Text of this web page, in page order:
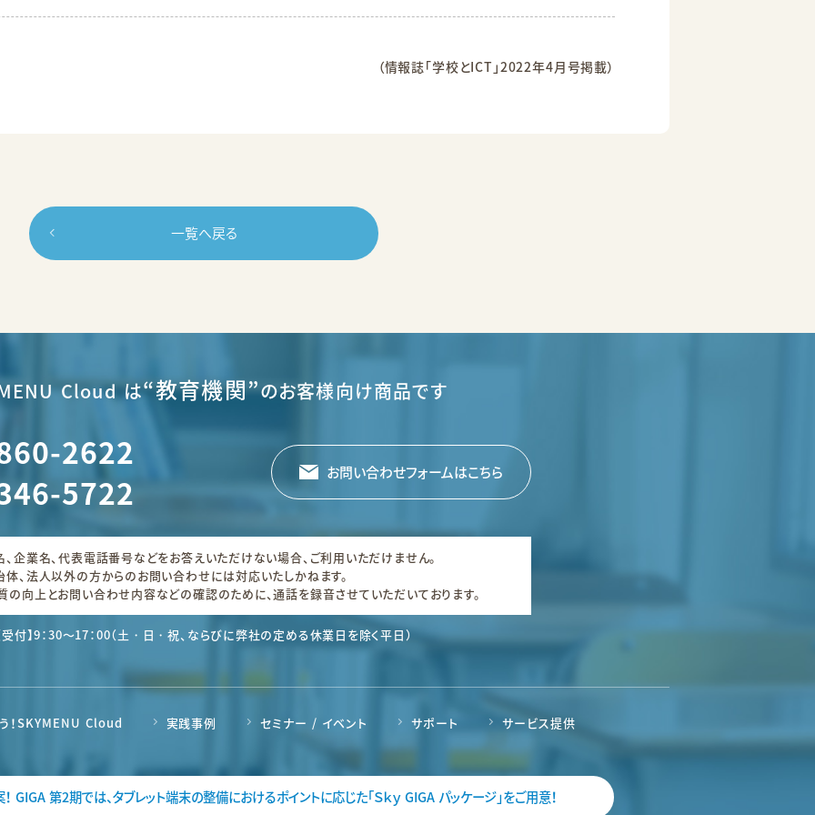
（情報誌「学校とICT」2022年4月号掲載）
一覧へ戻る
Cloud は“教育機関”のお客様向け商品です
2622
5722
お問い合わせフォームはこちら
、企業名、代表電話番号などをお答えいただけない場合、ご利用いただけません。
体、法人以外の方からのお問い合わせには対応いたしかねます。
の向上とお問い合わせ内容などの確認のために、通話を録音させていただいております。
受付】9：30～17：00（土・日・祝、ならびに弊社の定める休業日を除く平日）
！SKYMENU Cloud 実践事例 セミナー / イベント サポート サービス提供
GIGA 第2期では、タブレット端末の整備におけるポイントに応じた「Ｓｋｙ GIGA パッケージ」をご用意！